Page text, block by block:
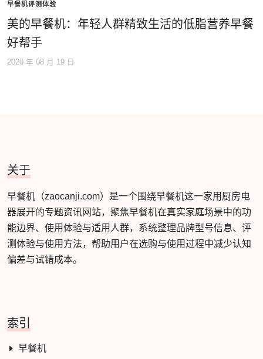
早餐机评测体验
美的早餐机：年轻人群精致生活的低脂营养早餐
好帮手
2020 年 08 月 19 日
关于
早餐机（zaocanji.com）是一个围绕早餐机这一家用厨房电
器展开的专题资讯网站，聚焦早餐机在真实家庭场景中的功
能边界、使用体验与适用人群，系统整理品牌型号信息、评
测体验与使用方法，帮助用户在选购与使用过程中减少认知
偏差与试错成本。
索引
早餐机